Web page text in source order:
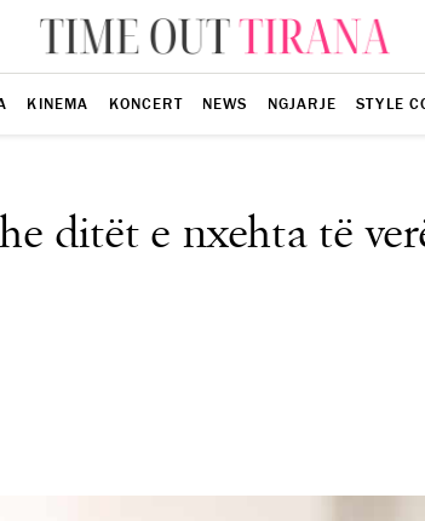
KINEMA KONCERT NEWS NGJARJE STYLE
ditët e nxehta të